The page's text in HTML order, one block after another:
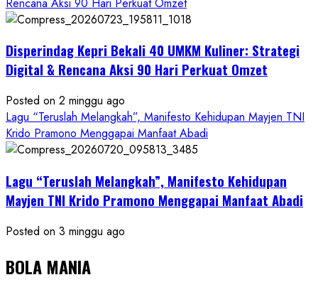
Disperindag Kepri Bekali 40 UMKM Kuliner: Strategi
Digital & Rencana Aksi 90 Hari Perkuat Omzet
Posted on 2 minggu ago
Lagu “Teruslah Melangkah”, Manifesto Kehidupan Mayjen TNI
Krido Pramono Menggapai Manfaat Abadi
Lagu “Teruslah Melangkah”, Manifesto Kehidupan
Mayjen TNI Krido Pramono Menggapai Manfaat Abadi
Posted on 3 minggu ago
BOLA MANIA